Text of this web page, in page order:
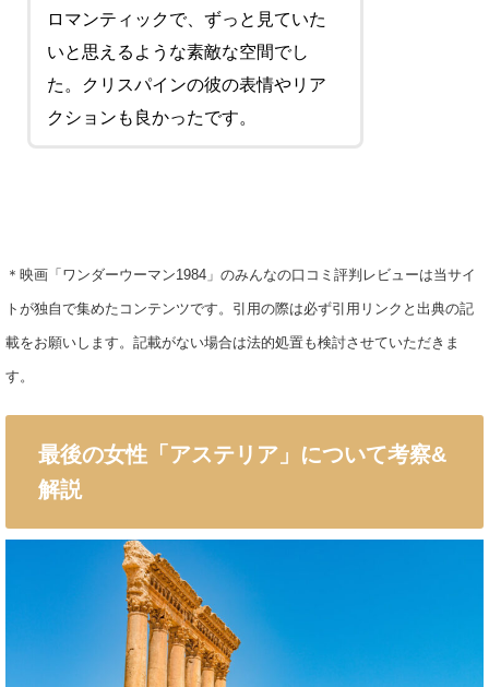
ロマンティックで、ずっと見ていた
いと思えるような素敵な空間でし
た。クリスパインの彼の表情やリア
クションも良かったです。
＊映画「ワンダーウーマン1984」のみんなの口コミ評判レビューは当サイ
トが独自で集めたコンテンツです。引用の際は必ず引用リンクと出典の記
載をお願いします。記載がない場合は法的処置も検討させていただきま
す。
最後の女性「アステリア」について考察&
解説